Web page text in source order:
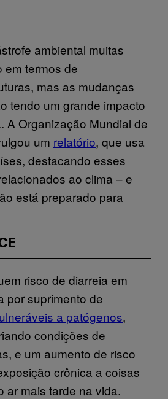
ambiental muitas
em termos de
mas as mudanças
tendo um grande impacto
A Organização Mundial de
um relatório, que usa
destacando esses
ao clima – e
está preparado para
risco de diarreia em
por suprimento de
a patógenos,
condições de
e um aumento de risco
crônica a coisas
ar mais tarde na vida.